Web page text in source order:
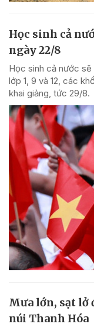
Học sinh cả
ngày 22/8
Học sinh cả nước
lớp 1, 9 và 12, các
khai giảng, tức 29/8.
Mưa lớn, sạt lở
núi Thanh Hóa